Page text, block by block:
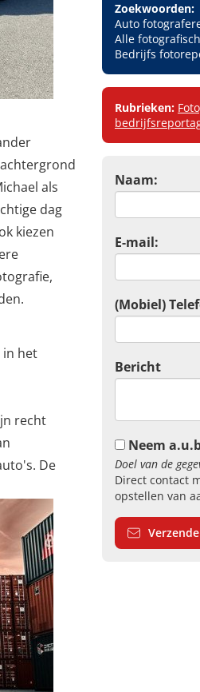
als
dag
kiezen
in het
recht
De
Zoekwoorden:
Auto
Alle
Bedrijfs
Rubrieken:
Naam:
E-mail:
(Mobiel)
Bericht
Neem
Doel van de
Direct contact
opstellen van